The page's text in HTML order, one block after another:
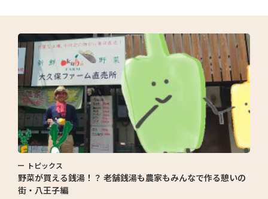
トピックス
野菜が買える銭湯！？ 老舗銭湯も農家もみんなで作る憩いの
街・八王子編